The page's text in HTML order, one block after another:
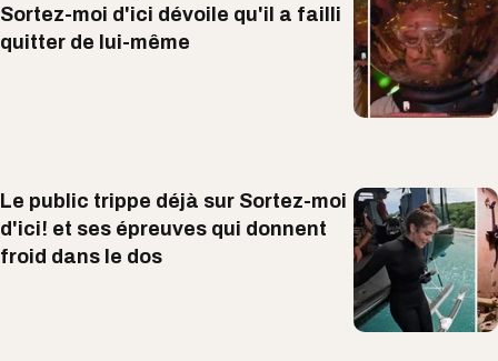
Sortez-moi d'ici dévoile qu'il a failli
quitter de lui-même
Le public trippe déjà sur Sortez-moi
d'ici! et ses épreuves qui donnent
froid dans le dos